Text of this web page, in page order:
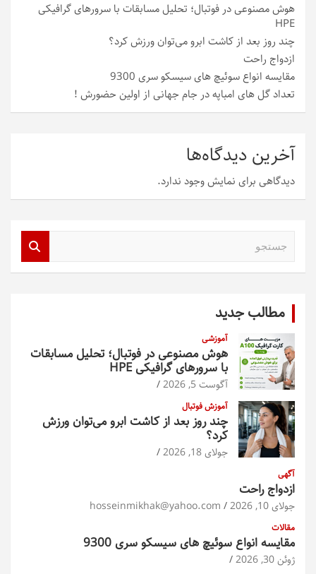
هوش مصنوعی در فوتبال؛ تحلیل مسابقات با سرورهای گرافیکی
HPE
چند روز بعد از کاشت ابرو می‌توان ورزش کرد؟
ازدواج راحت
مقایسه انواع سوئیچ های سیسکو سری 9300
تعداد گل های امباپه در جام جهانی از اولین حضورش !
آخرین دیدگاه‌ها
دیدگاهی برای نمایش وجود ندارد.
مطالب جدید
آموزشی
هوش مصنوعی در فوتبال؛ تحلیل مسابقات
با سرورهای گرافیکی HPE
آگوست 5, 2026
آموزش فوتبال
چند روز بعد از کاشت ابرو می‌توان ورزش
کرد؟
جولای 18, 2026
آگهی
ازدواج راحت
جولای 10, 2026 hosseinmikhak@yahoo.com
مقالات
مقایسه انواع سوئیچ های سیسکو سری 9300
ژوئن 30, 2026